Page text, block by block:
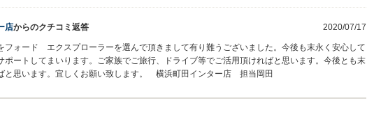
店からのクチコミ返答 2020/07/17
フォード エクスプローラーを選んで頂きまして有り難うございました。今後も末永く安心して
ポートしてまいります。ご家族でご旅行、ドライブ等でご活用頂ければと思います。今後とも末
と思います。宜しくお願い致します。 横浜町田インター店 担当岡田